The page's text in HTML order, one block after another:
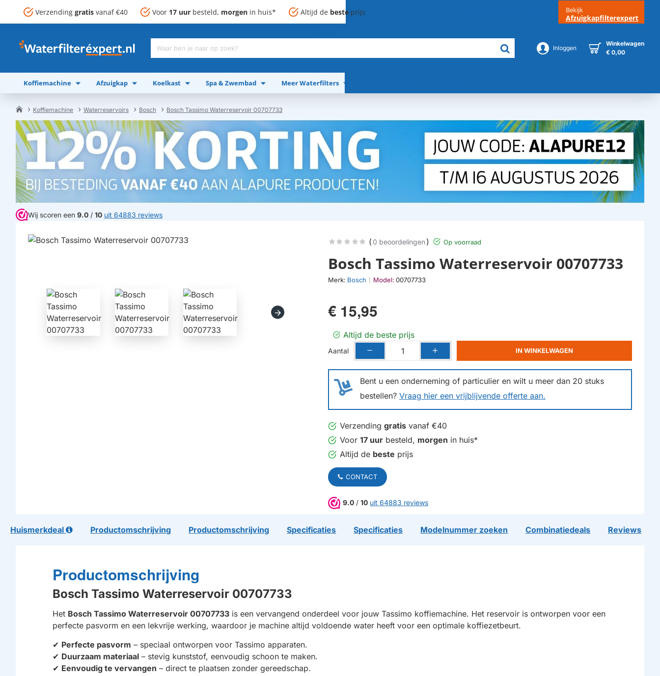
Verzending gratis vanaf €40 Voor 17 uur besteld, morgen in huis* Altijd de beste prijs Bekijk
Afzuigkapfilterexpert
Waar
je
naar
op
Inloggen
Winkelwagen
€ 0,00
Koffiemachine Afzuigkap Koelkast Spa & Zwembad Meer Waterfilters
Koffiemachine Waterreservoirs Bosch Bosch Tassimo Waterreservoir 00707733
Wij scoren een 9.0 / 10 uit 64883 reviews
Bosch Tassimo Waterreservoir 00707733
Merk: Bosch Model: 00707733
( 0 beoordelingen) Op voorraad
€ 15,95
Altijd de beste prijs
Bent u een onderneming of particulier en wilt u meer dan 20 stuks
bestellen? Vraag hier een vrijblijvende offerte aan.
Aantal IN WINKELWAGEN
Verzending gratis vanaf €40
Voor 17 uur besteld, morgen in huis*
Altijd de beste prijs
CONTACT
9.0 / 10 uit 64883 reviews
Huismerkdeal Productomschrijving Productomschrijving Specificaties Specificaties Modelnummer zoeken Combinatiedeals Reviews
Productomschrijving
Bosch Tassimo Waterreservoir 00707733
Het Bosch Tassimo Waterreservoir 00707733 is een vervangend onderdeel voor jouw Tassimo koffiemachine. Het reservoir is ontworpen voor een
perfecte pasvorm en een lekvrije werking, waardoor je machine altijd voldoende water heeft voor een optimale koffiezetbeurt.
✔ Perfecte pasvorm – speciaal ontworpen voor Tassimo apparaten.
✔ Duurzaam materiaal – stevig kunststof, eenvoudig schoon te maken.
✔ Eenvoudig te vervangen – direct te plaatsen zonder gereedschap.